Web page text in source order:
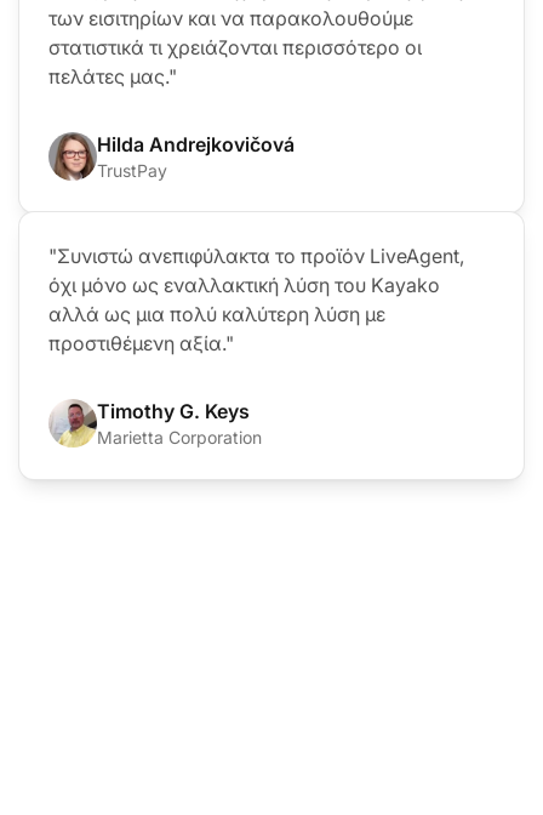
των εισιτηρίων και να παρακολουθούμε
στατιστικά τι χρειάζονται περισσότερο οι
πελάτες μας."
Hilda Andrejkovičová
TrustPay
"Συνιστώ ανεπιφύλακτα το προϊόν LiveAgent,
όχι μόνο ως εναλλακτική λύση του Kayako
αλλά ως μια πολύ καλύτερη λύση με
προστιθέμενη αξία."
Timothy G. Keys
Marietta Corporation